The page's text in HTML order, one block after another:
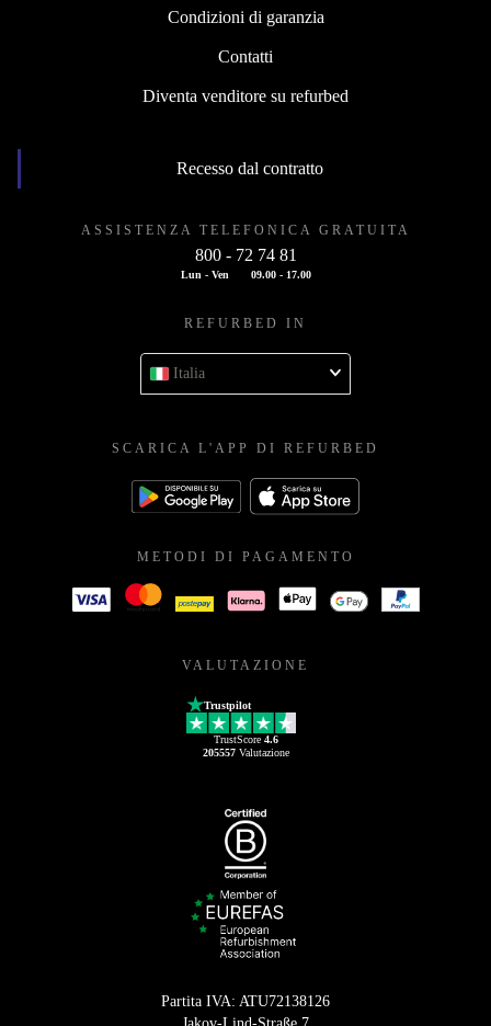
Condizioni di garanzia
Contatti
Diventa venditore su refurbed
Recesso dal contratto
ASSISTENZA TELEFONICA GRATUITA
800 - 72 74 81
Lun - Ven 09.00 - 17.00
REFURBED IN
Italia
SCARICA L'APP DI REFURBED
METODI DI PAGAMENTO
VALUTAZIONE
Trustpilot
TrustScore 4.6
205557Valutazione
Partita IVA: ATU72138126